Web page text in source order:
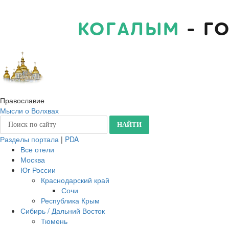
КОГАЛЫМ -
Православие
Мысли о Волхвах
Разделы портала | PDA
Все отели
Москва
Юг России
Краснодарский край
Сочи
Республика Крым
Сибирь / Дальний Восток
Тюмень